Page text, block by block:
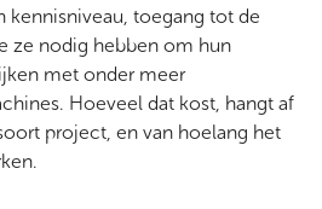
kennisniveau, toegang tot de
ze nodig hebben om hun
met onder meer
Hoeveel dat kost, hangt af
project, en van hoelang het